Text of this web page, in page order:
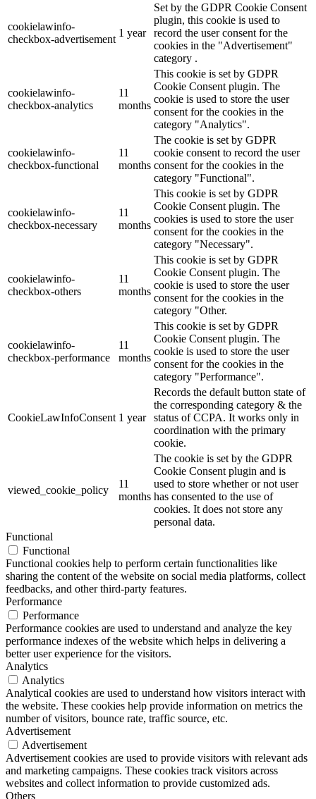
cookielawinfo-
checkbox-advertisement
1 year
Set by the GDPR Cookie Consent
plugin, this cookie is used to
record the user consent for the
cookies in the "Advertisement"
category .
cookielawinfo-
checkbox-analytics
11
months
This cookie is set by GDPR
Cookie Consent plugin. The
cookie is used to store the user
consent for the cookies in the
category "Analytics".
cookielawinfo-
checkbox-functional
11
months
The cookie is set by GDPR
cookie consent to record the user
consent for the cookies in the
category "Functional".
cookielawinfo-
checkbox-necessary
11
months
This cookie is set by GDPR
Cookie Consent plugin. The
cookies is used to store the user
consent for the cookies in the
category "Necessary".
cookielawinfo-
checkbox-others
11
months
This cookie is set by GDPR
Cookie Consent plugin. The
cookie is used to store the user
consent for the cookies in the
category "Other.
cookielawinfo-
checkbox-performance
11
months
This cookie is set by GDPR
Cookie Consent plugin. The
cookie is used to store the user
consent for the cookies in the
category "Performance".
CookieLawInfoConsent 1 year
Records the default button state of
the corresponding category & the
status of CCPA. It works only in
coordination with the primary
cookie.
viewed_cookie_policy
11
months
The cookie is set by the GDPR
Cookie Consent plugin and is
used to store whether or not user
has consented to the use of
cookies. It does not store any
personal data.
Functional
Functional
Functional cookies help to perform certain functionalities like
sharing the content of the website on social media platforms, collect
feedbacks, and other third-party features.
Performance
Performance
Performance cookies are used to understand and analyze the key
performance indexes of the website which helps in delivering a
better user experience for the visitors.
Analytics
Analytics
Analytical cookies are used to understand how visitors interact with
the website. These cookies help provide information on metrics the
number of visitors, bounce rate, traffic source, etc.
Advertisement
Advertisement
Advertisement cookies are used to provide visitors with relevant ads
and marketing campaigns. These cookies track visitors across
websites and collect information to provide customized ads.
Others